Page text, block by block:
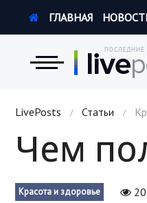
Новости
Экономика
Происшествия
ГЛАВНАЯ
LivePosts / Статьи /
Чем
Красота и здоровье